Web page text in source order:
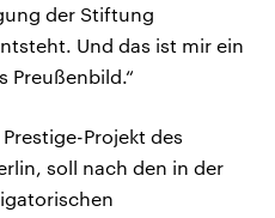
der Stiftung
Und das ist mir ein
Preußenbild.“
Projekt des
soll nach den in der